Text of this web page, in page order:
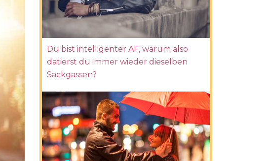
Du bist intelligenter AF, warum also
datierst du immer wieder dieselben
Sackgassen?